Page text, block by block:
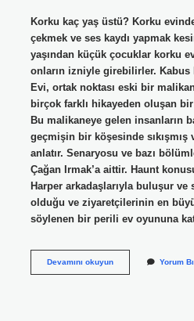
Korku kaç yaş üstü? Korku
çekmek ve ses kaydı yapmak
yaşından küçük çocuklar korku
onların izniyle girebilirler. Kabus
Evi, ortak noktası eski bir
birçok farklı hikayeden oluşan
Bu malikaneye gelen insanların
geçmişin bir köşesinde sıkışmış
anlatır. Senaryosu ve bazı
Çağan Irmak’a aittir. Haunt
Harper arkadaşlarıyla buluşur ve
olduğu ve ziyaretçilerinin en
söylenen bir perili ev oyununa
Devamını okuyunKabus
Yorum